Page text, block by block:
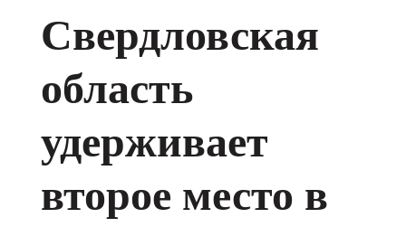
Свердловская
область
удерживает
второе место в